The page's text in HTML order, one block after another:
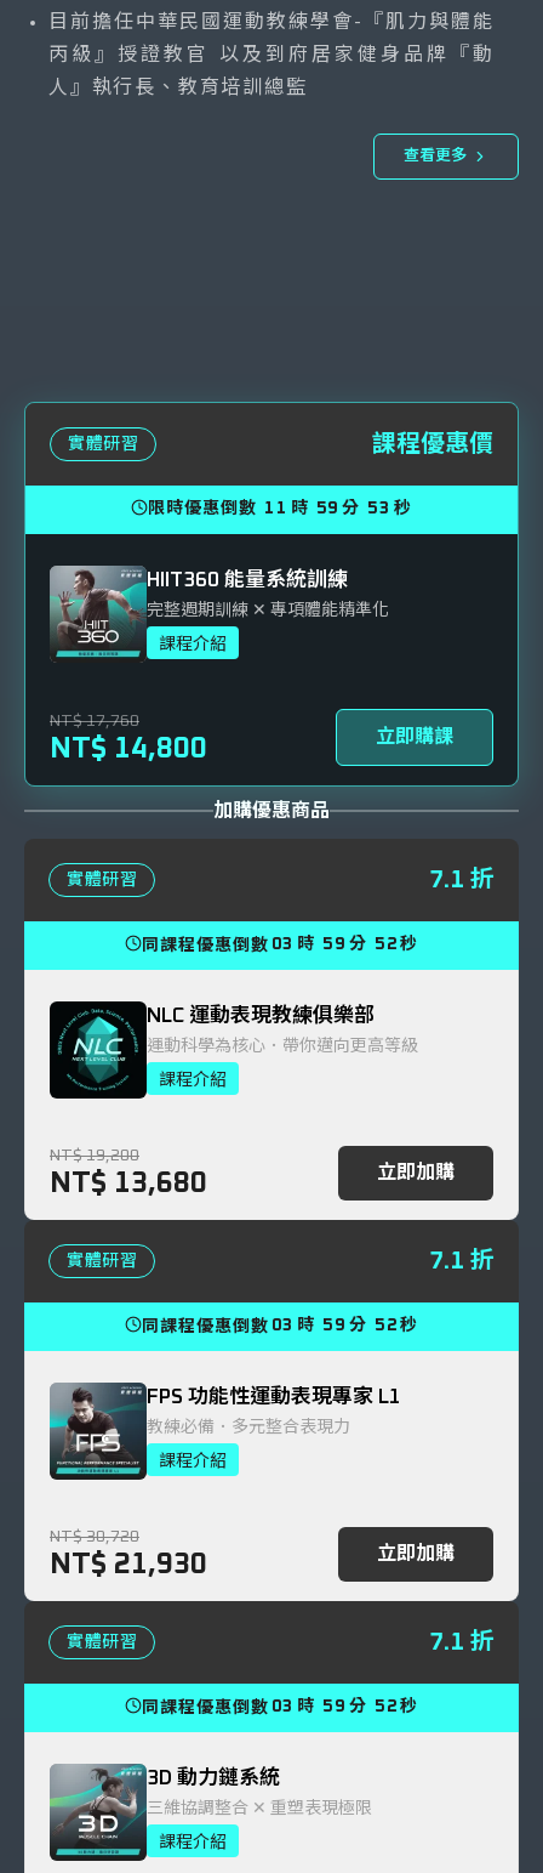
目前擔任中華民國運動教練學會-『肌力與體能
丙級』授證教官 以及到府居家健身品牌『動
人』執行長、教育培訓總監
查看更多
實體研習 課程優惠價
限時優惠倒數 11 時 59 分 51 秒
HIIT360 能量系統訓練
完整週期訓練 ✕ 專項體能精準化
課程介紹
NT$ 17,760
NT$ 14,800 立即購課
加購優惠商品
實體研習 7.1 折
同課程優惠倒數 03 時 59 分 50 秒
NLC 運動表現教練俱樂部
運動科學為核心．帶你邁向更高等級
課程介紹
NT$ 19,200
NT$ 13,680 立即加購
實體研習 7.1 折
同課程優惠倒數 03 時 59 分 51 秒
FPS 功能性運動表現專家 L1
教練必備．多元整合表現力
課程介紹
NT$ 30,720
NT$ 21,930 立即加購
實體研習 7.1 折
同課程優惠倒數 03 時 59 分 51 秒
3D 動力鏈系統
三維協調整合 ✕ 重塑表現極限
課程介紹